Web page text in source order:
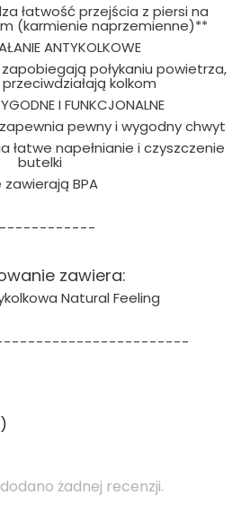
łatwość przejścia z piersi na
(karmienie naprzemienne)**
ANTYKOLKOWE
połykaniu powietrza,
kolkom
I FUNKCJONALNE
pewny i wygodny chwyt
łatwe napełnianie i czyszczenie
butelki
zawierają BPA
zawiera:
Natural Feeling
żadnej recenzji.